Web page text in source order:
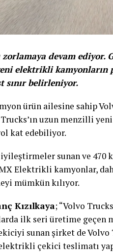
zorlamaya devam ediyor.
elektrikli kamyonların
belirleniyor.
ürün ailesine sahip
uzun menzilli
kat edebiliyor.
sunan ve 470
Elektrikli kamyonlar,
mümkün kılıyor.
Kızılkaya; “Volvo
ilk seri üretime geçen
sunan şirket de Volvo
çekici teslimatı